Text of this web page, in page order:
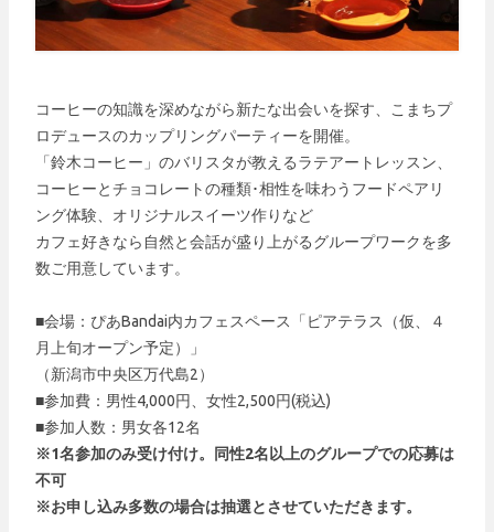
コーヒーの知識を深めながら新たな出会いを探す、こまちプ
ロデュースのカップリングパーティーを開催。
「鈴木コーヒー」のバリスタが教えるラテアートレッスン、
コーヒーとチョコレートの種類･相性を味わうフードペアリ
ング体験、オリジナルスイーツ作りなど
カフェ好きなら自然と会話が盛り上がるグループワークを多
数ご用意しています。
■会場：ぴあBandai内カフェスペース「ピアテラス（仮、４
月上旬オープン予定）」
（新潟市中央区万代島2）
■参加費：男性4,000円、女性2,500円(税込)
■参加人数：男女各12名
※1名参加のみ受け付け。同性2名以上のグループでの応募は
不可
※お申し込み多数の場合は抽選とさせていただきます。